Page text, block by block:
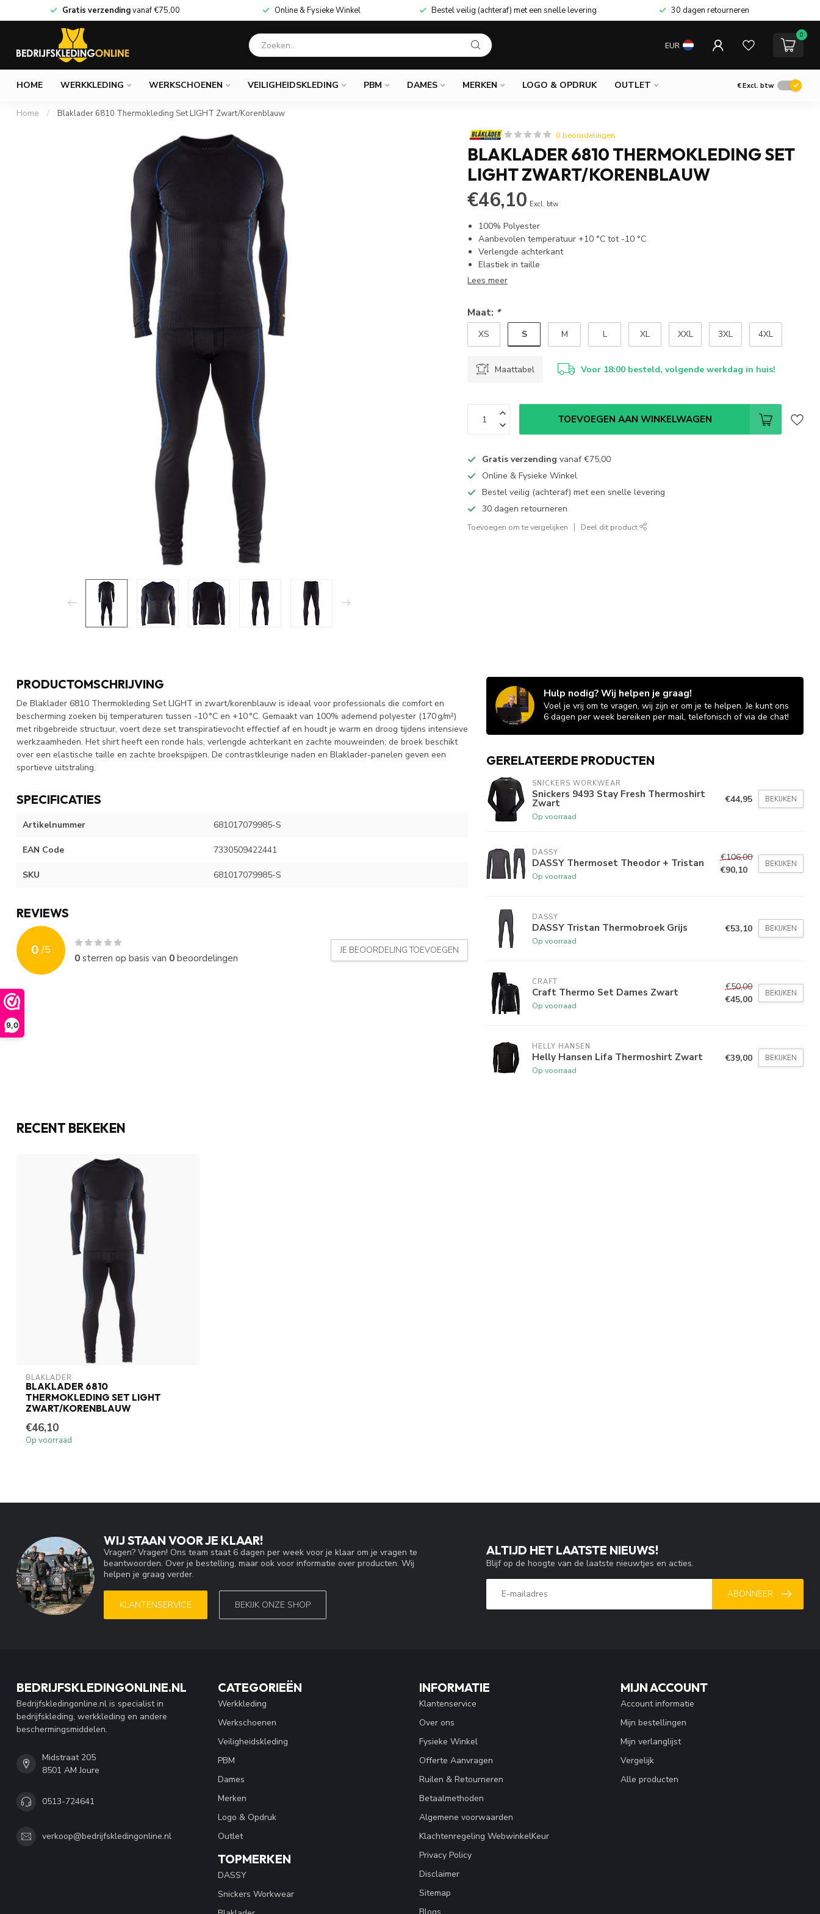
9,0
Gratis verzendingvanaf€75,00 Online & Fysieke Winkel Bestel veilig (achteraf) met een snelle levering 30 dagen retourneren
EUR
0
HOME WERKKLEDING WERKSCHOENEN VEILIGHEIDSKLEDING PBM DAMES MERKEN LOGO & OPDRUK OUTLET €Excl. btw
Home / Blaklader 6810 Thermokleding Set LIGHT Zwart/Korenblauw
0 beoordelingen
BLAKLADER 6810 THERMOKLEDING SET
LIGHT ZWART/KORENBLAUW
€46,10 Excl. btw
100% Polyester
Aanbevolen temperatuur +10 °C tot -10 °C
Verlengde achterkant
Elastiek in taille
Lees meer
Maat: *
XS S M L XL XXL 3XL 4XL
Maattabel Voor 18:00 besteld, volgende werkdag in huis!
TOEVOEGEN AAN WINKELWAGEN
Gratis verzending vanaf€75,00
Online & Fysieke Winkel
Bestel veilig (achteraf) met een snelle levering
30 dagen retourneren
Toevoegen om te vergelijken Deel dit product
PRODUCTOMSCHRIJVING
De Blaklader 6810 Thermokleding Set LIGHT in zwart/korenblauw is ideaal voor professionals die comfort en
bescherming zoeken bij temperaturen tussen -10 °C en +10 °C. Gemaakt van 100% ademend polyester (170 g/m²)
met ribgebreide structuur, voert deze set transpiratievocht effectief af en houdt je warm en droog tijdens intensieve
werkzaamheden. Het shirt heeft een ronde hals, verlengde achterkant en zachte mouweinden; de broek beschikt
over een elastische taille en zachte broekspijpen. De contrastkleurige naden en Blaklader-panelen geven een
sportieve uitstraling.
SPECIFICATIES
Artikelnummer 681017079985-S
EAN Code 7330509422441
SKU 681017079985-S
REVIEWS
0 /5
0sterren op basis van 0beoordelingen
JE BEOORDELING TOEVOEGEN
Hulp nodig? Wij helpen je graag!
Voel je vrij om te vragen, wij zijn er om je te helpen. Je kunt ons
6 dagen per week bereiken per mail, telefonisch of via de chat!
GERELATEERDE PRODUCTEN
SNICKERS WORKWEAR
Snickers 9493 Stay Fresh Thermoshirt
Zwart
Op voorraad
€44,95 BEKIJKEN
DASSY
DASSY Thermoset Theodor + Tristan
Op voorraad
€106,00
€90,10
BEKIJKEN
DASSY
DASSY Tristan Thermobroek Grijs
Op voorraad
€53,10 BEKIJKEN
CRAFT
Craft Thermo Set Dames Zwart
Op voorraad
€50,00
€45,00
BEKIJKEN
HELLY HANSEN
Helly Hansen Lifa Thermoshirt Zwart
Op voorraad
€39,00 BEKIJKEN
RECENT BEKEKEN
BLAKLADER
BLAKLADER 6810
THERMOKLEDING SET LIGHT
ZWART/KORENBLAUW
€46,10
Op voorraad
WIJ STAAN VOOR JE KLAAR!
Vragen? Vragen! Ons team staat 6 dagen per week voor je klaar om je vragen te
beantwoorden. Over je bestelling, maar ook voor informatie over producten. Wij
helpen je graag verder.
KLANTENSERVICE BEKIJK ONZE SHOP
ALTIJD HET LAATSTE NIEUWS!
Blijf op de hoogte van de laatste nieuwtjes en acties.
ABONNEER
BEDRIJFSKLEDINGONLINE.NL
Bedrijfskledingonline.nl is specialist in
bedrijfskleding, werkkleding en andere
beschermingsmiddelen.
Midstraat 205
8501 AM Joure
0513-724641
verkoop@bedrijfskledingonline.nl
CATEGORIEËN
Werkkleding
Werkschoenen
Veiligheidskleding
PBM
Dames
Merken
Logo & Opdruk
Outlet
TOPMERKEN
DASSY
Snickers Workwear
INFORMATIE
Klantenservice
Over ons
Fysieke Winkel
Offerte Aanvragen
Ruilen & Retourneren
Betaalmethoden
Algemene voorwaarden
Klachtenregeling WebwinkelKeur
Privacy Policy
Disclaimer
Sitemap
MIJN ACCOUNT
Account informatie
Mijn bestellingen
Mijn verlanglijst
Vergelijk
Alle producten